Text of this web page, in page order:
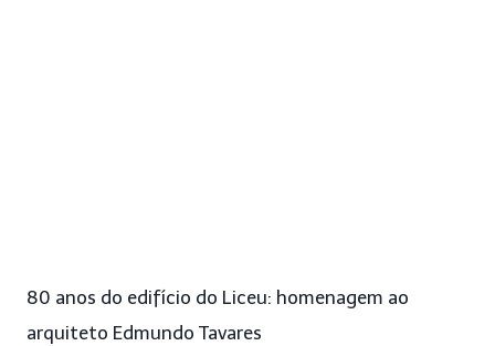
80 anos do edifício do Liceu: homenagem ao
arquiteto Edmundo Tavares